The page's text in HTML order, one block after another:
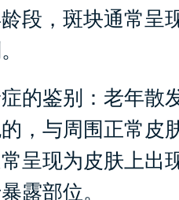
段，斑块通常呈
鉴别：老年散
，与周围正常皮
呈现为皮肤上出
露部位。